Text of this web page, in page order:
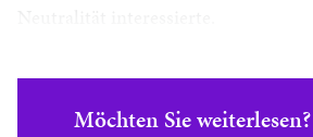
Möchten Sie weiterlesen?